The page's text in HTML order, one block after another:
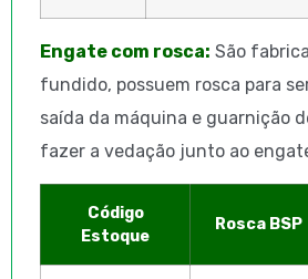
Engate com rosca: São
fundido, possuem rosca para
saída da máquina e guarnição
fazer a vedação junto ao
Código
Estoque
Rosca BSP